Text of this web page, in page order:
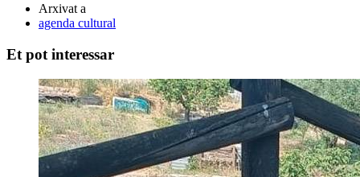
Arxivat a
agenda cultural
Et pot interessar